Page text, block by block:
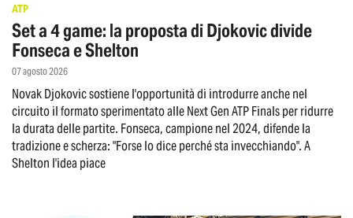
ATP
Set a 4 game: la proposta di Djokovic divide
Fonseca e Shelton
07 agosto 2026
Novak Djokovic sostiene l'opportunità di introdurre anche nel
circuito il formato sperimentato alle Next Gen ATP Finals per ridurre
la durata delle partite. Fonseca, campione nel 2024, difende la
tradizione e scherza: "Forse lo dice perché sta invecchiando". A
Shelton l'idea piace